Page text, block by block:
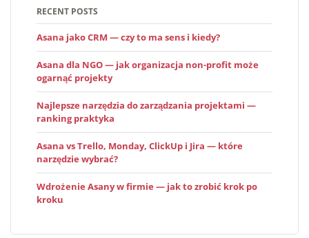
RECENT POSTS
Asana jako CRM — czy to ma sens i kiedy?
Asana dla NGO — jak organizacja non-profit może
ogarnąć projekty
Najlepsze narzędzia do zarządzania projektami —
ranking praktyka
Asana vs Trello, Monday, ClickUp i Jira — które
narzędzie wybrać?
Wdrożenie Asany w firmie — jak to zrobić krok po
kroku